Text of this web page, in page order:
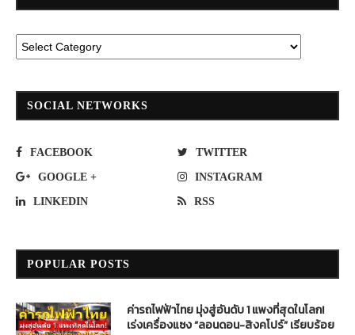
SOCIAL NETWORKS
FACEBOOK TWITTER
GOOGLE + INSTAGRAM
LINKEDIN RSS
POPULAR POSTS
ค่ารถไฟฟ้าไทย มุ่งสู่อันดับ 1 แพงที่สุดในโลก!
เร่งเครื่องแซง “ลอนดอน-สิงคโปร์” เรียบร้อย